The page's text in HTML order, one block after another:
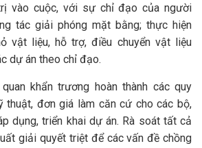
vào cuộc, với sự chỉ đạo của người
tác giải phóng mặt bằng; thực hiện
vật liệu, hỗ trợ, điều chuyển vật liệu
dự án theo chỉ đạo.
khẩn trương hoàn thành các quy
thuật, đơn giá làm căn cứ cho các bộ,
dụng, triển khai dự án. Rà soát tất cả
giải quyết triệt để các vấn đề chồng